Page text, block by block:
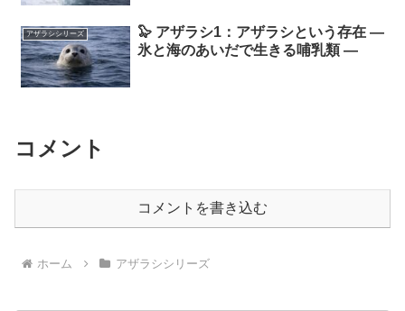
アザラシシリーズ
🦭 アザラシ1：アザラシという存在 ―
氷と海のあいだで生きる哺乳類 ―
コメント
コメントを書き込む
ホーム アザラシシリーズ